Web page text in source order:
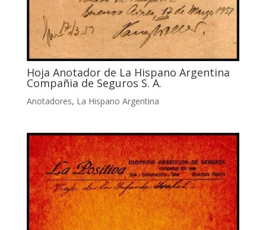
Hoja Anotador de La Hispano Argentina
Compañia de Seguros S. A.
Anotadores, La Hispano Argentina